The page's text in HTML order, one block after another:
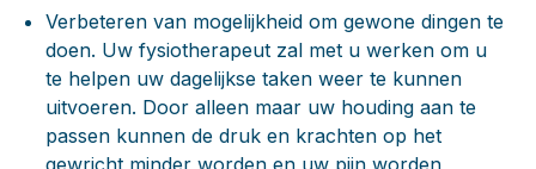
Verbeteren van mogelijkheid om gewone dingen te
doen. Uw fysiotherapeut zal met u werken om u
te helpen uw dagelijkse taken weer te kunnen
uitvoeren. Door alleen maar uw houding aan te
passen kunnen de druk en krachten op het